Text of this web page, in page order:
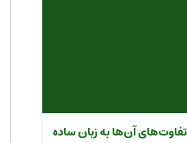
تفاوت‌های آن‌ها به زبان ساده